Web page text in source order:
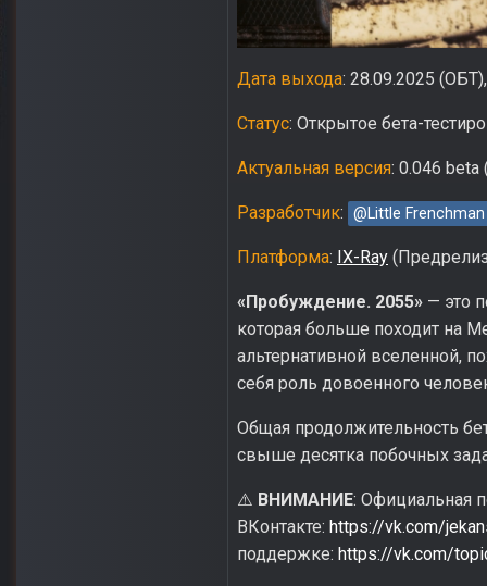
Дата выхода: 28.09.2025
Статус: Открытое бета-
Актуальная версия: 0.046 beta
Разработчик: @Little Frenchman
Платформа: IX-Ray
«Пробуждение. 2055» — это
которая больше походит на
альтернативной вселенной,
себя роль довоенного
Общая продолжительность
свыше десятка побочных
⚠️ ВНИМАНИЕ: Официальная
ВКонтакте: https://vk.com/
поддержке: https://vk.com/